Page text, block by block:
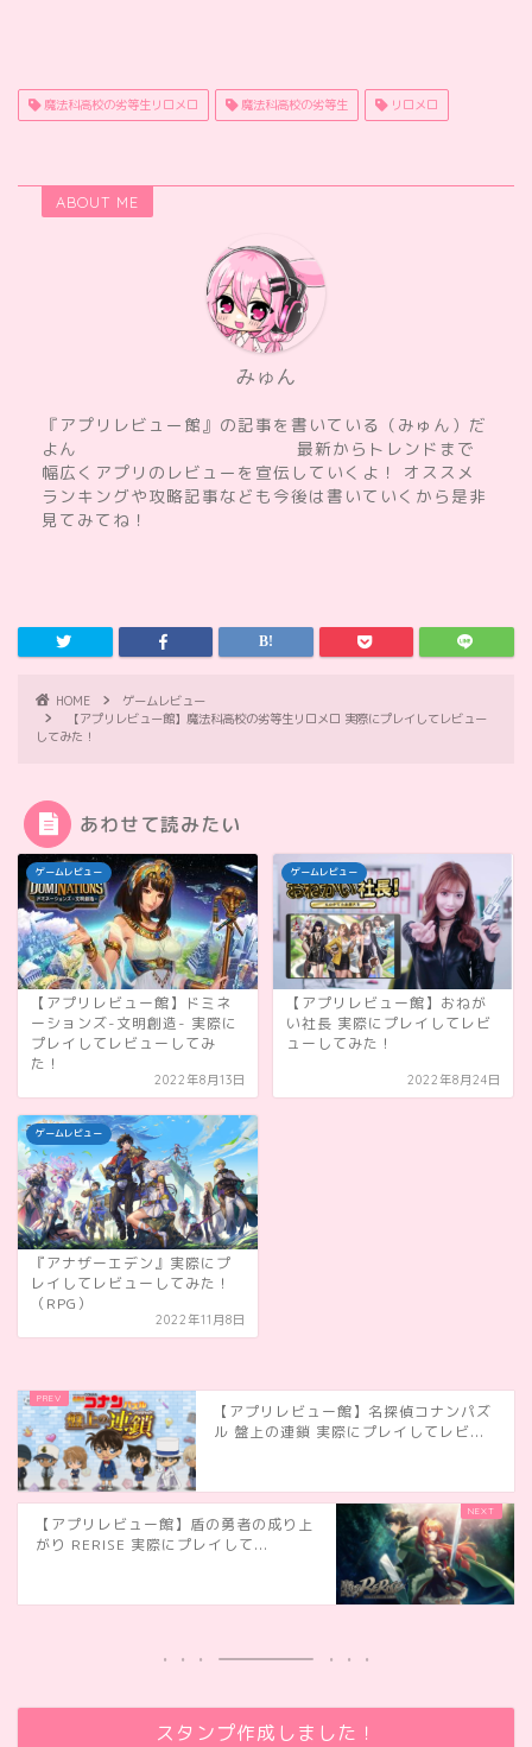
魔法科高校の劣等生リロメロ 魔法科高校の劣等生 リロメロ
ABOUT ME
みゅん
『アプリレビュー館』の記事を書いている（みゅん）だ
よん 最新からトレンドまで
幅広くアプリのレビューを宣伝していくよ！ オススメ
ランキングや攻略記事なども今後は書いていくから是非
見てみてね！
HOME
ゲームレビュー
【アプリレビュー館】魔法科高校の劣等生リロメロ 実際にプレイしてレビュー
してみた！
あわせて読みたい
ゲームレビュー
【アプリレビュー館】ドミネ
ーションズ-文明創造- 実際に
プレイしてレビューしてみ
た！
2022年8月13日
ゲームレビュー
【アプリレビュー館】おねが
い社長 実際にプレイしてレビ
ューしてみた！
2022年8月24日
ゲームレビュー
『アナザーエデン』実際にプ
レイしてレビューしてみた！
（RPG）
2022年11月8日
【アプリレビュー館】名探偵コナンパズ
ル 盤上の連鎖 実際にプレイしてレビ...
【アプリレビュー館】盾の勇者の成り上
がり RERISE 実際にプレイして...
スタンプ作成しました！